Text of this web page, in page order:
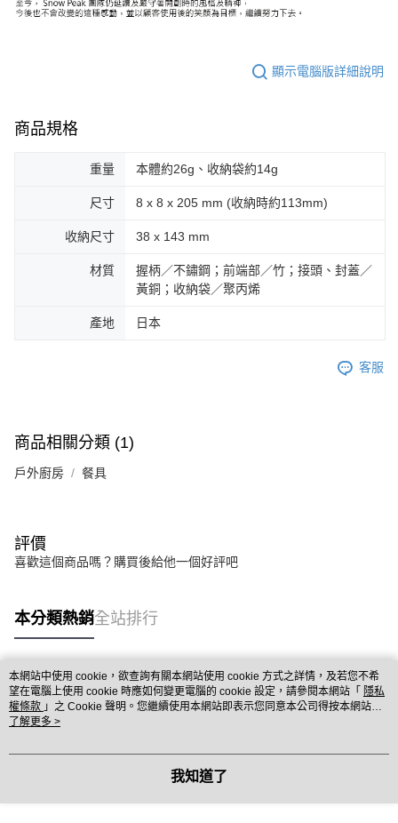
顯示電腦版詳細說明
商品規格
重量 本體約26g、收納袋約14g
尺寸 8 x 8 x 205 mm (收納時約113mm)
收納尺寸 38 x 143 mm
材質
握柄／不鏽鋼；前端部／竹；接頭、封蓋／
黃銅；收納袋／聚丙烯
產地 日本
客服
商品相關分類 (1)
戶外廚房 餐具
評價
喜歡這個商品嗎？購買後給他一個好評吧
本分類熱銷全站排行
熱門標籤
本網站中使用 cookie，欲查詢有關本網站使用 cookie 方式之詳情，及若您不希
望在電腦上使用 cookie 時應如何變更電腦的 cookie 設定，請參閱本網站「 隱私
權條款 」之 Cookie 聲明。您繼續使用本網站即表示您同意本公司得按本網站使
用條款之 Cookie 聲明使用 cookie。
了解更多 >
我知道了